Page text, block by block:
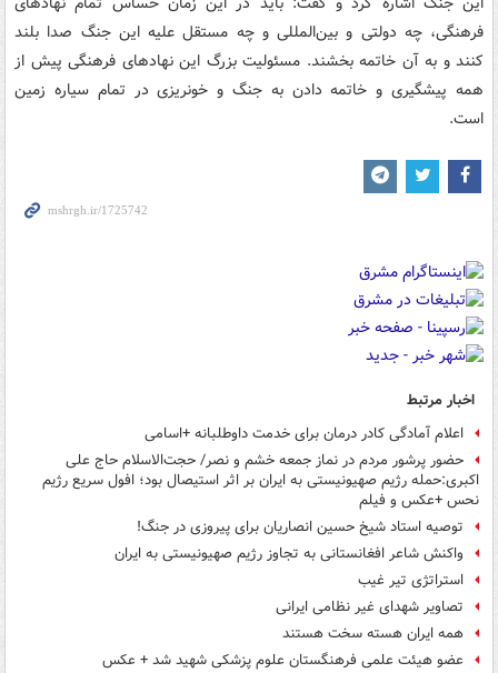
فرهنگی، چه دولتی و بین‌المللی و چه مستقل علیه این جنگ صدا بلند
کنند و به آن خاتمه بخشند. مسئولیت بزرگ این نهادهای فرهنگی پیش از
همه پیشگیری و خاتمه دادن به جنگ و خونریزی در تمام سیاره زمین
است.
اخبار مرتبط
اعلام آمادگی کادر درمان برای خدمت داوطلبانه +اسامی
حضور پرشور مردم در نماز جمعه خشم و نصر/ حجت‌‎الاسلام حاج علی
اکبری:حمله رژیم صهیونیستی به ایران بر اثر استیصال بود؛ افول سریع رژیم
نحس +عکس و فیلم
توصیه استاد شیخ حسین انصاریان برای پیروزی در جنگ!
واکنش شاعر افغانستانی به تجاوز رژیم صهیونیستی به ایران
استراتژی تیر غیب
تصاویر شهدای غیر نظامی ایرانی
همه ایران هسته سخت هستند
عضو هیئت علمی فرهنگستان علوم پزشکی شهید شد + عکس